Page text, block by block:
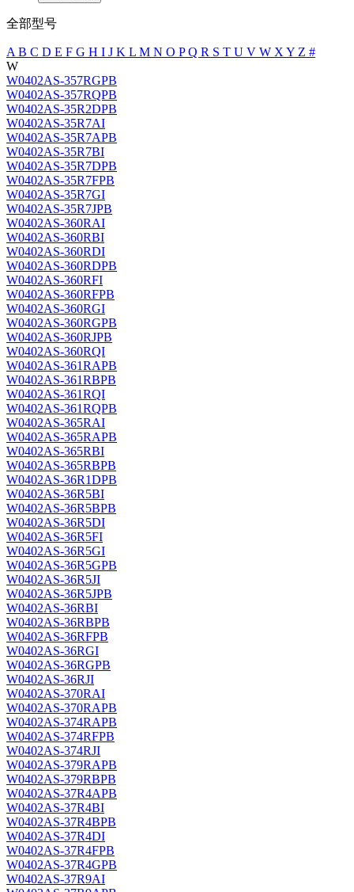
全部型号
A B C D E F G H I J K L M N O PQ R S T U V W X Y Z #
W
W0402AS-357RGPB
W0402AS-357RQPB
W0402AS-35R2DPB
W0402AS-35R7AI
W0402AS-35R7APB
W0402AS-35R7BI
W0402AS-35R7DPB
W0402AS-35R7FPB
W0402AS-35R7GI
W0402AS-35R7JPB
W0402AS-360RAI
W0402AS-360RBI
W0402AS-360RDI
W0402AS-360RDPB
W0402AS-360RFI
W0402AS-360RFPB
W0402AS-360RGI
W0402AS-360RGPB
W0402AS-360RJPB
W0402AS-360RQI
W0402AS-361RAPB
W0402AS-361RBPB
W0402AS-361RQI
W0402AS-361RQPB
W0402AS-365RAI
W0402AS-365RAPB
W0402AS-365RBI
W0402AS-365RBPB
W0402AS-36R1DPB
W0402AS-36R5BI
W0402AS-36R5BPB
W0402AS-36R5DI
W0402AS-36R5FI
W0402AS-36R5GI
W0402AS-36R5GPB
W0402AS-36R5JI
W0402AS-36R5JPB
W0402AS-36RBI
W0402AS-36RBPB
W0402AS-36RFPB
W0402AS-36RGI
W0402AS-36RGPB
W0402AS-36RJI
W0402AS-370RAI
W0402AS-370RAPB
W0402AS-374RAPB
W0402AS-374RFPB
W0402AS-374RJI
W0402AS-379RAPB
W0402AS-379RBPB
W0402AS-37R4APB
W0402AS-37R4BI
W0402AS-37R4BPB
W0402AS-37R4DI
W0402AS-37R4FPB
W0402AS-37R4GPB
W0402AS-37R9AI